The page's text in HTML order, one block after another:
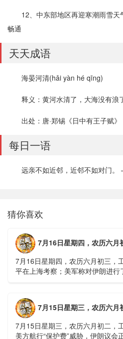
12、中东部地区再迎寒潮雨雪
畅通
天天成语
海晏河清(hǎi yàn hé qīng)
释义：黄河水清了，大海没有浪
出处：唐·郑锡《日中有王子赋
每日一语
远亲不如近邻，近邻不如对门
猜你喜欢
7月16日星期四，农历六月
7月16日星期四，农历六月初三，
平在上海考察；美军称对伊朗进
7月15日星期三，农历六月
7月15日星期三，农历六月初二，
美方航行“保护费”威胁，伊朗议会